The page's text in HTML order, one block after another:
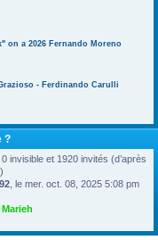
on a 2026 Fernando Moreno
- Ferdinando Carulli
?
invisible et 1920 invités (d’après
, le mer. oct. 08, 2025 5:08 pm
Marieh